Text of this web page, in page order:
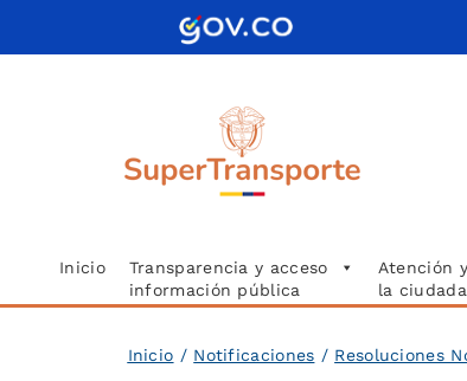
Inicio
Transparencia y acceso
información pública
Atención
la
Inicio / Notificaciones / Resoluciones